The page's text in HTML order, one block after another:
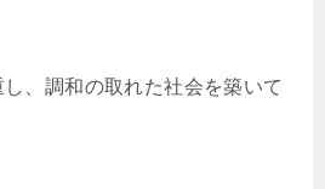
、調和の取れた社会を築いて